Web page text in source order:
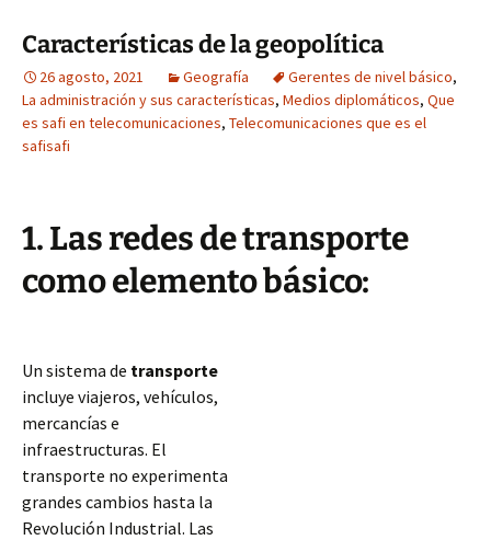
Características de la geopolítica
26 agosto, 2021 Geografía Gerentes de nivel básico,
La administración y sus características, Medios diplomáticos, Que
es safi en telecomunicaciones, Telecomunicaciones que es el
safisafi
1. Las redes de transporte
como elemento básico:
Un sistema de transporte
incluye viajeros, vehículos,
mercancías e
infraestructuras. El
transporte no experimenta
grandes cambios hasta la
Revolución Industrial. Las